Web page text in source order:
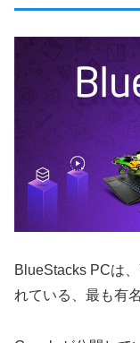
BlueStacks PCは
れている、最も有